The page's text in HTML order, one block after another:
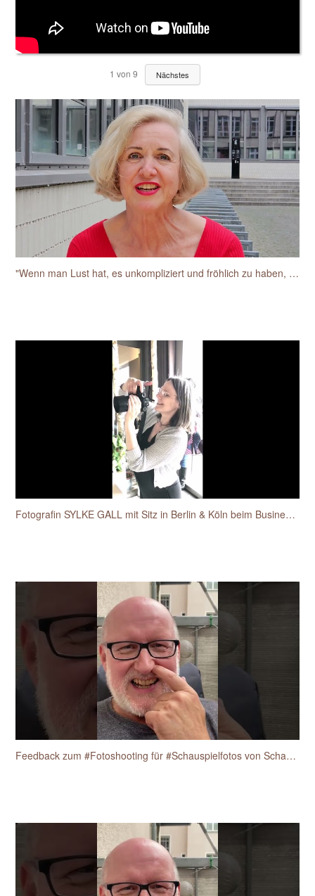
1 von 9 Nächstes
"Wenn man Lust hat, es unkompliziert und fröhlich zu haben, dann ist das einfach toll mit der Sylke"
Fotografin SYLKE GALL mit Sitz in Berlin & Köln beim Businessfotos-Workshop für Unternehmerinnen
Feedback zum #Fotoshooting für #Schauspielfotos von Schauspieler Heiko Fischer